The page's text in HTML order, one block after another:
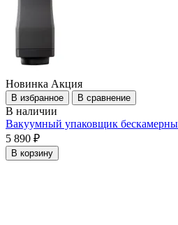
Новинка Акция
В избранное В сравнение
В наличии
Вакуумный упаковщик
5 890 ₽
В корзину